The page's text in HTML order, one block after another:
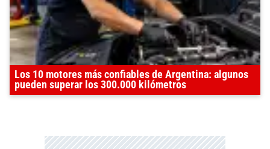
Los 10 motores más confiables de Argentina: algunos
pueden superar los 300.000 kilómetros